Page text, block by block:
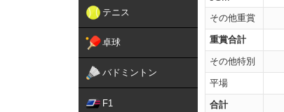
テニス
卓球
バドミントン
F1
その他重賞
重賞合計
その他特別
平場
合計